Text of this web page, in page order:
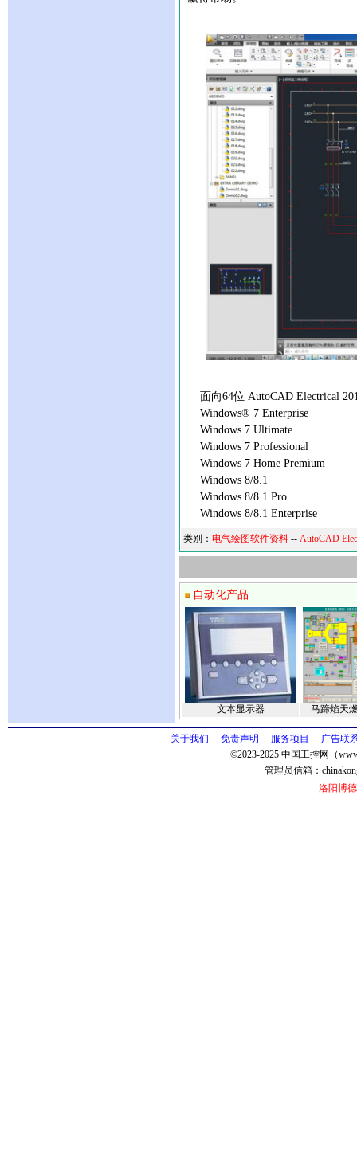
面向64位 AutoCAD Electrical
Windows® 7 Enterprise
Windows 7 Ultimate
Windows 7 Professional
Windows 7 Home Premium
Windows 8/8.1
Windows 8/8.1 Pro
Windows 8/8.1 Enterprise
类别： 电气绘图软件资料 -- AutoCAD
自动化产品
文本显示器 马蹄焰天
关于我们 免责声明 服务项目
广告联
©2023-2025 中国工控网（
管理员信箱：
洛阳博